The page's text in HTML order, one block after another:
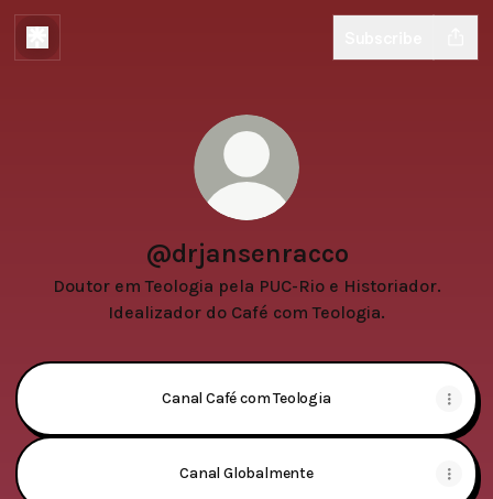
@drjansenracco
Doutor em Teologia pela PUC-Rio e Historiador.
Idealizador do Café com Teologia.
Canal Café com Teologia
Canal Globalmente